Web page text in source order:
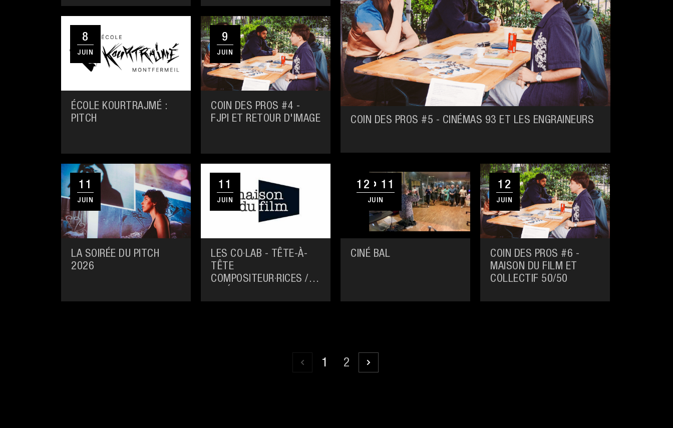
8
JUIN
ÉCOLE KOURTRAJMÉ :
PITCH
9
JUIN
COIN DES PROS #4 -
FJPI ET RETOUR D'IMAGE
COIN DES PROS #5 - CINÉMAS 93 ET LES ENGRAINEURS
11
JUIN
LA SOIRÉE DU PITCH
2026
11
JUIN
LES CO·LAB - TÊTE-À-
TÊTE
COMPOSITEUR·RICES /
12 11
JUIN
CINÉ BAL
12
JUIN
COIN DES PROS #6 -
MAISON DU FILM ET
COLLECTIF 50/50
1 2